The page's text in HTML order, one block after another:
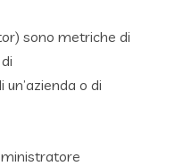
sono metriche di
o di